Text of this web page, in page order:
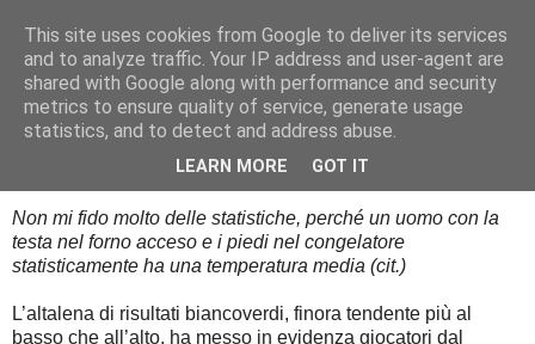
Palla al cerchio
giovedì 30 novembre 2017
St.Sal.Stats: passala Capitano, passala
Non mi fido molto delle statistiche, perché un uomo con la
testa nel forno acceso e i piedi nel congelatore
statisticamente ha una temperatura media (cit.)
L’altalena di risultati biancoverdi, finora tendente più al
basso che all’alto, ha messo in evidenza giocatori dal
This site uses cookies from Google to deliver its services
and to analyze traffic. Your IP address and user-agent are
shared with Google along with performance and security
metrics to ensure quality of service, generate usage
statistics, and to detect and address abuse.
LEARN MORE GOT IT